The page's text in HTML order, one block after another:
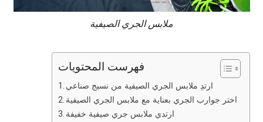
ملابس الجري الصيفية
فهرست المحتويات
ارتدِ ملابس الجري الصيفية من نسيج صناعي
اختر جوارب الجري بعناية مع ملابس الجري الصيفية
ارتدي ملابس جري صيفية خفيفة